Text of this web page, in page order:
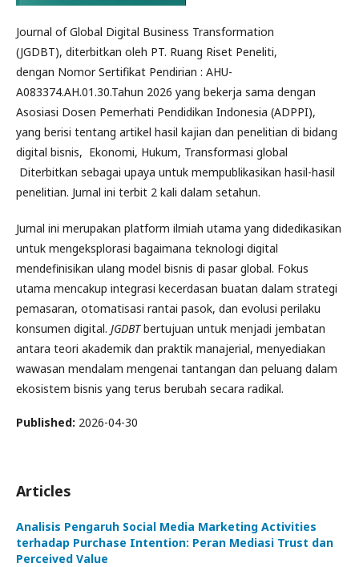
Journal of Global Digital Business Transformation
(JGDBT), diterbitkan oleh PT. Ruang Riset Peneliti,
dengan Nomor Sertifikat Pendirian : AHU-
A083374.AH.01.30.Tahun 2026 yang bekerja sama dengan
Asosiasi Dosen Pemerhati Pendidikan Indonesia (ADPPI),
yang berisi tentang artikel hasil kajian dan penelitian di bidang
digital bisnis, Ekonomi, Hukum, Transformasi global
Diterbitkan sebagai upaya untuk mempublikasikan hasil-hasil
penelitian. Jurnal ini terbit 2 kali dalam setahun.
Jurnal ini merupakan platform ilmiah utama yang didedikasikan
untuk mengeksplorasi bagaimana teknologi digital
mendefinisikan ulang model bisnis di pasar global. Fokus
utama mencakup integrasi kecerdasan buatan dalam strategi
pemasaran, otomatisasi rantai pasok, dan evolusi perilaku
konsumen digital. JGDBTbertujuan untuk menjadi jembatan
antara teori akademik dan praktik manajerial, menyediakan
wawasan mendalam mengenai tantangan dan peluang dalam
ekosistem bisnis yang terus berubah secara radikal.
Published: 2026-04-30
Articles
Analisis Pengaruh Social Media Marketing Activities
terhadap Purchase Intention: Peran Mediasi Trust dan
Perceived Value